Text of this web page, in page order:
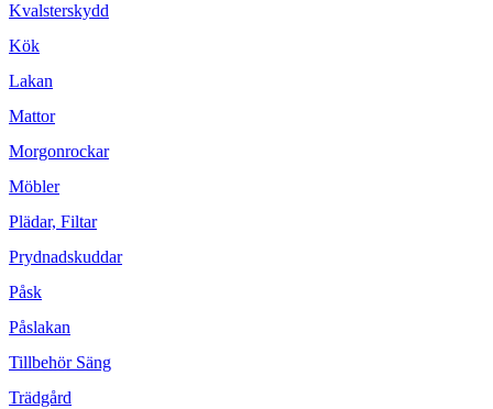
Kvalsterskydd
Kök
Lakan
Mattor
Morgonrockar
Möbler
Plädar, Filtar
Prydnadskuddar
Påsk
Påslakan
Tillbehör Säng
Trädgård